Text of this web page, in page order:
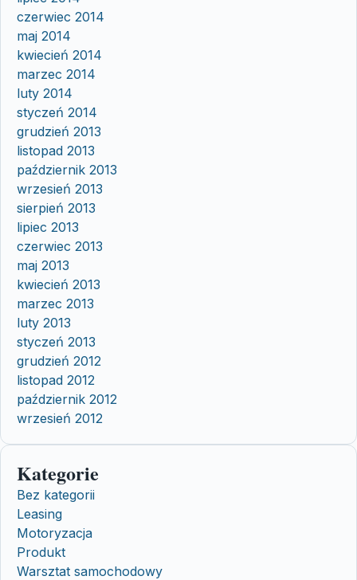
czerwiec 2014
maj 2014
kwiecień 2014
marzec 2014
luty 2014
styczeń 2014
grudzień 2013
listopad 2013
październik 2013
wrzesień 2013
sierpień 2013
lipiec 2013
czerwiec 2013
maj 2013
kwiecień 2013
marzec 2013
luty 2013
styczeń 2013
grudzień 2012
listopad 2012
październik 2012
wrzesień 2012
Kategorie
Bez kategorii
Leasing
Motoryzacja
Produkt
Warsztat samochodowy